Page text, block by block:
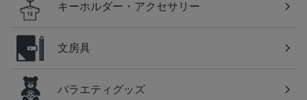
キーホルダー・アクセサリー
文房具
バラエティグッズ